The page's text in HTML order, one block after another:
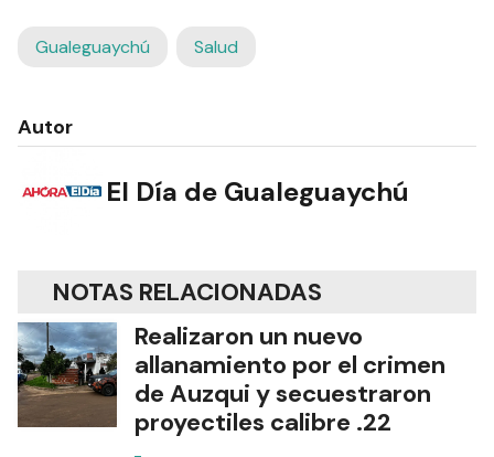
Gualeguaychú Salud
Autor
El Día de Gualeguaychú
NOTAS RELACIONADAS
Realizaron un nuevo
allanamiento por el crimen
de Auzqui y secuestraron
proyectiles calibre .22